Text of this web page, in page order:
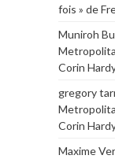
fois » de
Muniroh
Corin
gregory
Corin
Maxime